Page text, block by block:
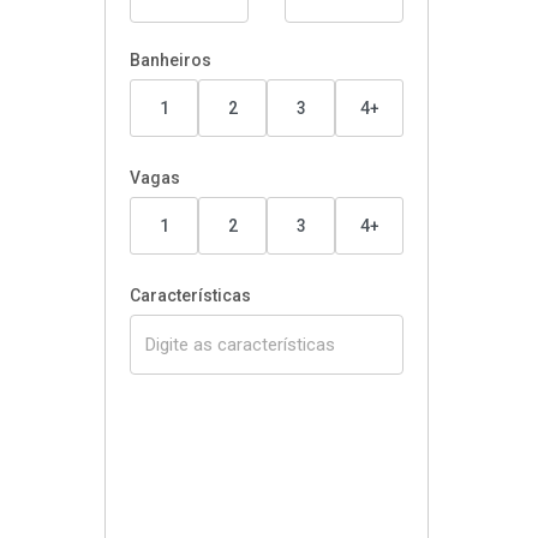
Banheiros
1 2 3 4+
Vagas
1 2 3 4+
Características